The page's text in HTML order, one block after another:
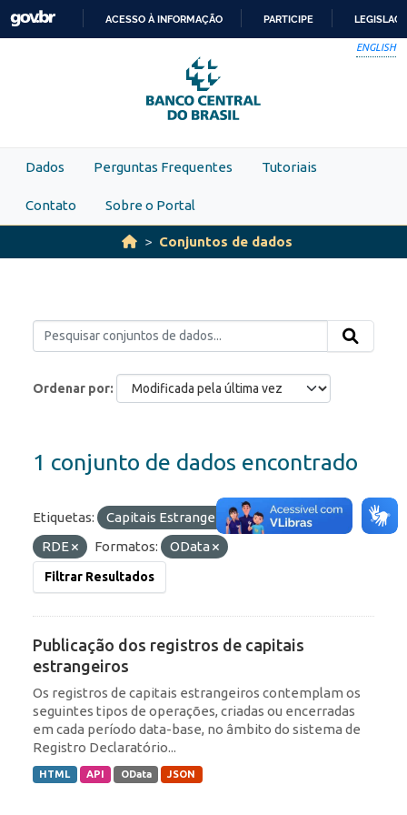
Skip to main content
PARA
O
CONTEÚDO
ACESSO À INFORMAÇÃO PARTICIPE
ENGLISH
Dados Perguntas Frequentes Tutoriais
Contato Sobre o Portal
Conjuntos de dados
Ordenar por
1 conjunto de dados encontrado
Etiquetas: Capitais Estrangeiros
Portfólio
RDE
Formatos: OData
Filtrar Resultados
Publicação dos registros de capitais
estrangeiros
Os registros de capitais estrangeiros contemplam os
seguintes tipos de operações, criadas ou encerradas
em cada período data-base, no âmbito do sistema de
Registro Declaratório...
HTML API OData JSON